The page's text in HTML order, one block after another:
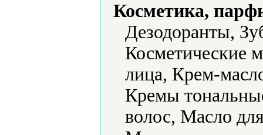
Косметика,
Дезодоранты,
Косметические
лица, Крем-
Кремы
волос, Масло